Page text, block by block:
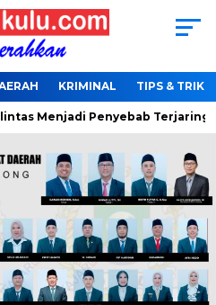
KRIMINAL TIPS & TRIK
Menjadi Penyebab Terjaring